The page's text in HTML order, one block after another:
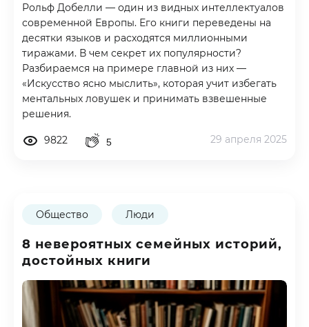
Рольф Добелли — один из видных интеллектуалов
современной Европы. Его книги переведены на
десятки языков и расходятся миллионными
тиражами. В чем секрет их популярности?
Разбираемся на примере главной из них —
«Искусство ясно мыслить», которая учит избегать
ментальных ловушек и принимать взвешенные
решения.
9822 5 29 апреля 2025
Общество Люди
8 невероятных семейных историй,
достойных книги